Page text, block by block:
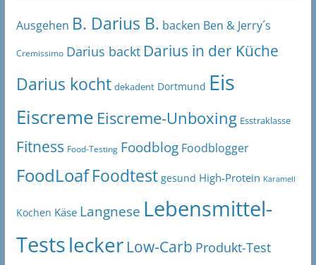
Ausgehen B. Darius B. backen Ben & Jerry´s
Cremissimo Darius backt Darius in der Küche
Darius kocht dekadent Dortmund Eis
Eiscreme Eiscreme-Unboxing Esstraklasse
Fitness Food-Testing Foodblog Foodblogger
FoodLoaf Foodtest gesund High-Protein Karamell
Kochen Käse Langnese Lebensmittel-
Testslecker Low-Carb Produkt-Test